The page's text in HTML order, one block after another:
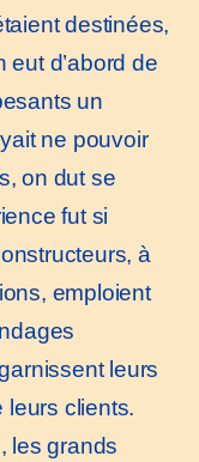
destinées,
eut d’abord de
un
ne pouvoir
on dut se
fut si
à
emploient
leurs
leurs clients.
les grands